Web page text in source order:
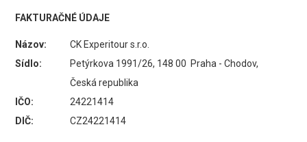
FAKTURAČNÉ ÚDAJE
Názov:
CK Experitour s.r.o.
Sídlo:
Petýrkova 1991/26, 148 00 Praha - Chodov,
Česká republika
IČO:
24221414
DIČ:
CZ24221414